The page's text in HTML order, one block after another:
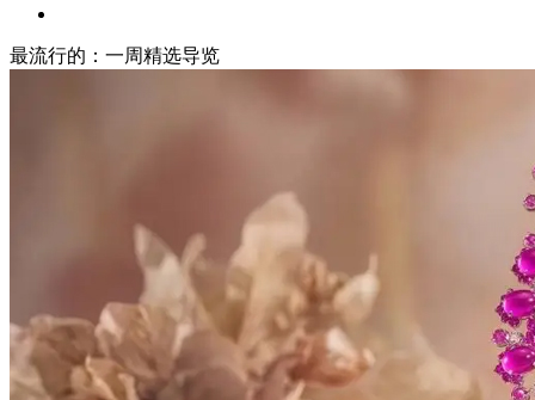
最流行的：一周精选导览